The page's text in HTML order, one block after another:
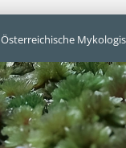
Österreichische